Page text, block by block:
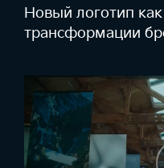
Новый логотип
трансформации